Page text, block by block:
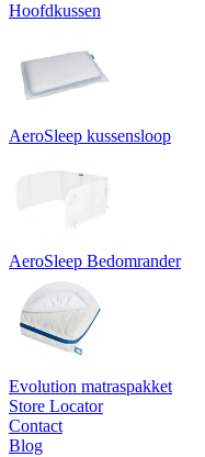
Hoofdkussen
AeroSleep kussensloop
AeroSleep Bedomrander
Evolution matraspakket
Store Locator
Contact
Blog